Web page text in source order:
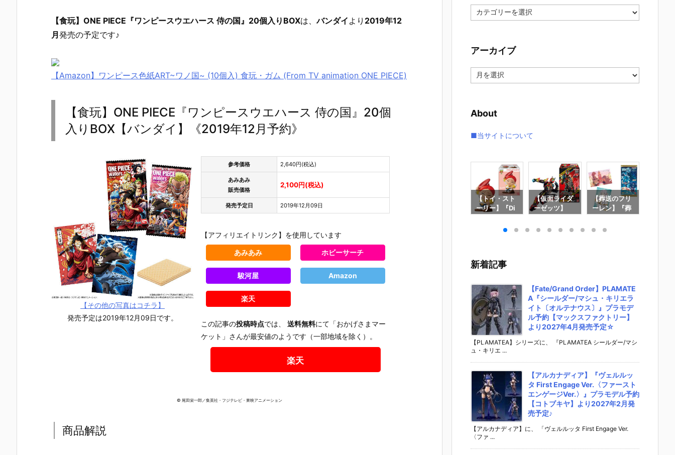
【食玩】ONE PIECE『ワンピースウエハース 侍の国』20個入りBOXは、バンダイ より 2019年12
月発売の予定です♪
【Amazon】ワンピース色紙ART~ワノ国~ (10個入) 食玩・ガム (From TV animation ONE PIECE)
【食玩】ONE PIECE『ワンピースウエハース 侍の国』20個
入りBOX【バンダイ】《2019年12月予約》
【その他の写真はコチラ】
発売予定は2019年12月09日です。
参考価格 2,640円(税込)
あみあみ
販売価格
2,100円(税込)
発売予定日 2019年12月09日
【アフィリエイトリンク】を使用しています
あみあみ ホビーサーチ
駿河屋 Amazon
楽天
この記事の投稿時点では、送料無料にて「おかげさまマー
ケット」さんが最安値のようです（一部地域を除く）。
楽天
© 尾田栄一郎／集英社・フジテレビ・東映アニメーション
商品解説
カ
テ
ー
アーカイブ
ー
ブ
About
■当サイトについて
【鬼滅の刃】
にふぉるめー
しょん『鬼滅
の刃 ディフォ
ルメシールウ
エハース 其ノ
十五』食玩シ
ール予約【バ
ンダイ】より
2026年8月3
日発売♪
【Stray Kid
s】『ロリポ
ップキャンデ
ィチャーム S
KZOO（スキ
ズー）』食玩
グッズ予約
【バンダイ】
より2026年8
月3日発売♪
【たまごっ
ち】『たまご
っち おともだ
ちどーる』食
玩フィギュア
予約【バンダ
6年8月3日発
売♪
【サンリオ】
『サンリオキ
プチャーム&
グミ』食玩グ
ッズ予約【バ
2026年8月3
日発売♪
【ちいかわ】
『ちいかわ ホ
玩グッズ予約
【バンダイ】
より2026年8
【コメダ珈琲
ョコボーロ』
食玩グッズ予
6年7月27日
【トイ・スト
ーリー】『Di
9 TOY STOR
より2026年7
【仮面ライダ
ーゼッツ】
イダーゼッツ
【バンダイ】
より2026年8
月3日発売♪
【葬送のフリ
ーレン】『葬
ン カードソフ
売♪
新着記事
【Fate/Grand Order】PLAMATE
A『シールダー/マシュ・キリエラ
イト〔オルテナウス〕』プラモデ
ル予約【マックスファクトリー】
より2027年4月発売予定☆
【PLAMATEA】シリーズに、 『PLAMATEA シールダー/マシ
ュ・キリエ ...
【アルカナディア】『ヴェルルッ
タ First Engage Ver.〈ファースト
エンゲージVer.〉』プラモデル予約
【コトブキヤ】より2027年2月発
売予定♪
【アルカナディア】に、 「ヴェルルッタ First Engage Ver.
〈ファ ...